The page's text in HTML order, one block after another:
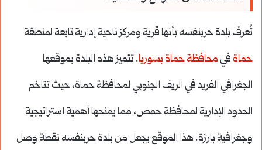
تُعرف بلدة حربنفسه بأنها قرية ومركز ناحية إدارية تابعة لمنطقة
حماة في محافظة حماة بسوريا. تتميز هذه البلدة بموقعها
الجغرافي الفريد في الريف الجنوبي لمحافظة حماة، حيث تتاخم
الحدود الإدارية لمحافظة حمص، مما يمنحها أهمية استراتيجية
وجغرافية بارزة. هذا الموقع يجعل من بلدة حربنفسه نقطة وصل